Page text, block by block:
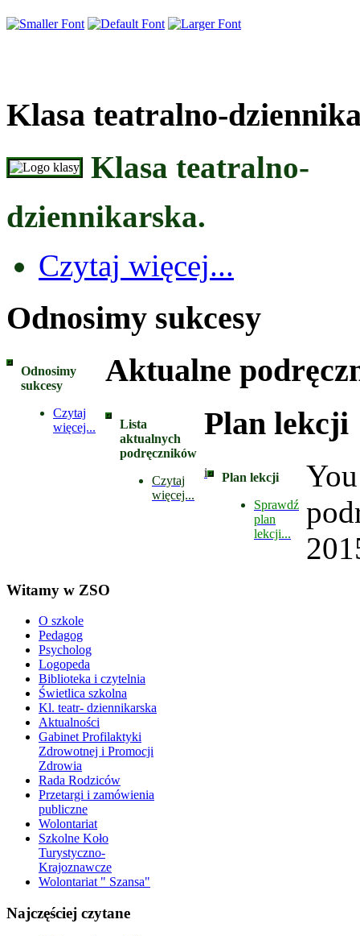
Klasa teatralno-
Klasa teatralno-
dziennikarska.
Czytaj więcej...
Odnosimy sukcesy
Odnosimy
sukcesy
Czytaj
więcej...
Aktualne
Lista
aktualnych
podręczników
Czytaj
więcej...
Plan lekcji
i
Plan lekcji
Sprawdź
plan
lekcji...
Witamy w ZSO
O szkole
Pedagog
Psycholog
Logopeda
Biblioteka i czytelnia
Świetlica szkolna
Kl. teatr- dziennikarska
Aktualności
Gabinet Profilaktyki
Zdrowotnej i Promocji
Zdrowia
Rada Rodziców
Przetargi i zamówienia
publiczne
Wolontariat
Szkolne Koło
Turystyczno-
Krajoznawcze
Wolontariat " Szansa"
Najczęściej czytane